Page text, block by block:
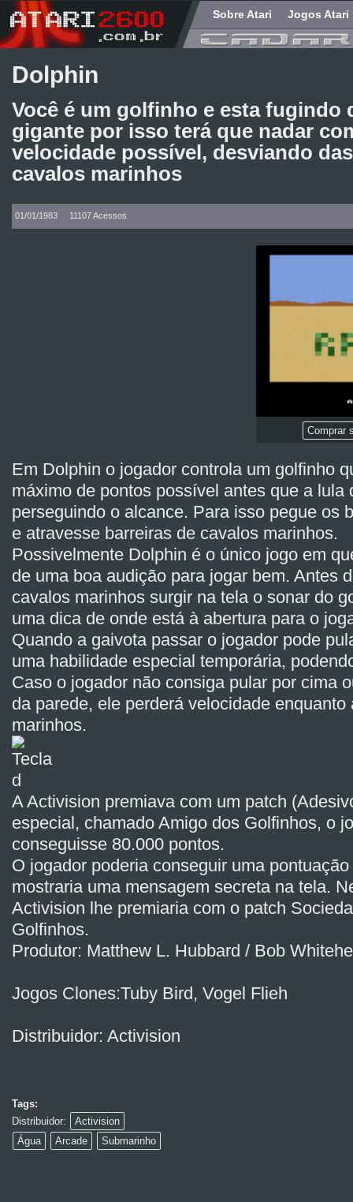
Sobre Atari Jogos Atari
Dolphin
Você é um golfinho e esta fugindo
gigante por isso terá que nadar
velocidade possível, desviando
cavalos marinhos
01/01/1983 11107 Acessos
Comprar
Em Dolphin o jogador controla um golfinho
máximo de pontos possível antes que a lula
perseguindo o alcance. Para isso pegue os
e atravesse barreiras de cavalos marinhos.
Possivelmente Dolphin é o único jogo em
de uma boa audição para jogar bem. Antes
cavalos marinhos surgir na tela o sonar do
uma dica de onde está à abertura para o
Quando a gaivota passar o jogador pode
uma habilidade especial temporária,
Caso o jogador não consiga pular por cima
da parede, ele perderá velocidade
marinhos.
A Activision premiava com um patch
especial, chamado Amigo dos Golfinhos, o
conseguisse 80.000 pontos.
O jogador poderia conseguir uma
mostraria uma mensagem secreta na tela.
Activision lhe premiaria com o patch
Golfinhos.
Produtor: Matthew L. Hubbard / Bob
Jogos Clones:Tuby Bird, Vogel Flieh
Distribuidor: Activision
Tags:
Distribuidor:
Activision
Água
Arcade Submarinho